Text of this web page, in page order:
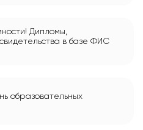
Дипломы,
в базе ФИС
образовательных